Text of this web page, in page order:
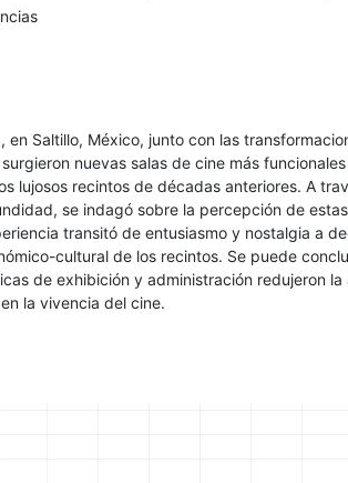
en Saltillo, México, junto con las
nuevas salas de cine más
lujosos recintos de décadas anteriores. A
se indagó sobre la percepción de
transitó de entusiasmo y nostalgia a
cultural de los recintos. Se puede
de exhibición y administración redujeron la
la vivencia del cine.